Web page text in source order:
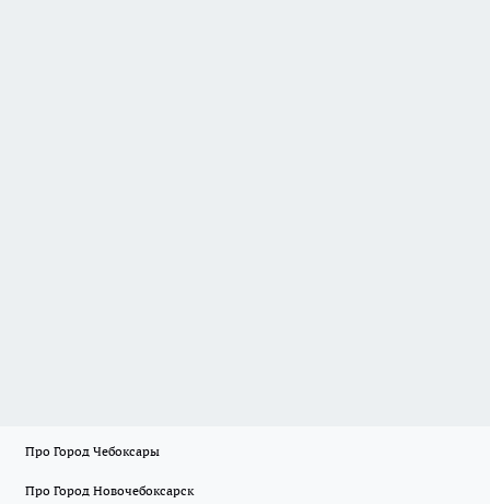
Про Город Чебоксары
Про Город Новочебоксарск